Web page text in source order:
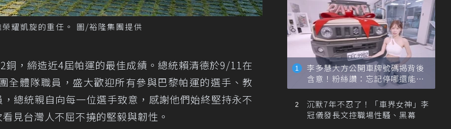
耀凱旋的重任。 圖/裕隆集團提供
銅，締造近4屆帕運的最佳成績。總統賴清德於9/11在
全體隊職員，盛大歡迎所有參與巴黎帕運的選手、教
總統親自向每一位選手致意，感謝他們始終堅持永不
見台灣人不屈不撓的堅毅與韌性。
李多慧大方公開車牌號碼揭背後
含意！粉絲讚：忘記停哪還能幫
忙找車
沉默7年不忍了！「車界女神」李
冠儀發長文控職場性騷、黑幕